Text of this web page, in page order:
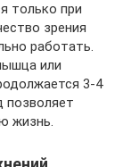
только при
зрения
работать.
или
3-4
позволяет
жизнь.